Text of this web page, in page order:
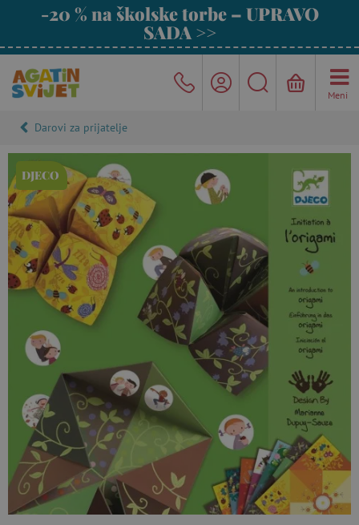
-20 % na školske torbe – UPRAVO
SADA >>
Meni
Darovi za prijatelje
DJECO